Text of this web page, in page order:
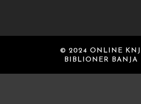
© 2024 ONLINE
BIBLIONER BANJA